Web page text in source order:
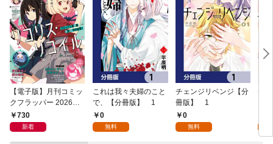
【電子版】月刊コミッ
クフラッパー 2026年9
月号730
新着
これは我々夫婦のこと
で、【分冊版】 1
0
無料
チェンジリベンジ【分
冊版】 1
0
無料
チ